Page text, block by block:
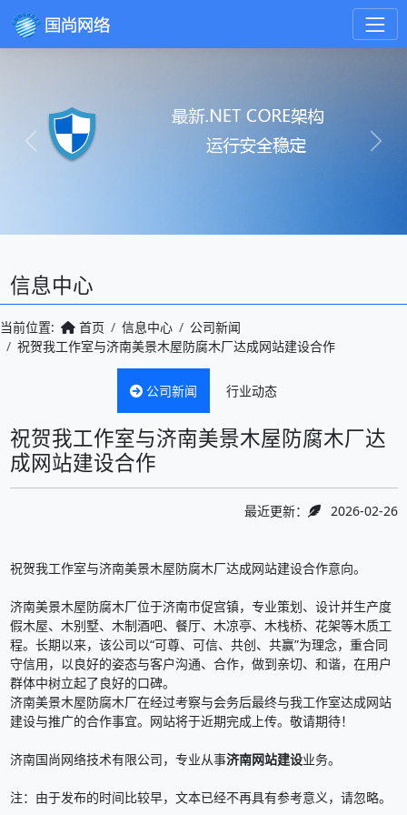
Previous Next
信息中心
当前位置: 首页 信息中心
公司新闻
祝贺我工作室与济南美景木屋防腐木厂达成网站建设合作
公司新闻 行业动态
祝贺我工作室与济南美景木屋防腐木厂达
成网站建设合作
最近更新： 2026-02-26
祝贺我工作室与济南美景木屋防腐木厂达成网站建设合作意向。
济南美景木屋防腐木厂位于济南市促宫镇，专业策划、设计并生产度
假木屋、木别墅、木制酒吧、餐厅、木凉亭、木栈桥、花架等木质工
程。长期以来，该公司以“可尊、可信、共创、共赢”为理念，重合同
守信用，以良好的姿态与客户沟通、合作，做到亲切、和谐，在用户
群体中树立起了良好的口碑。
济南美景木屋防腐木厂在经过考察与会务后最终与我工作室达成网站
建设与推广的合作事宜。网站将于近期完成上传。敬请期待！
济南国尚网络技术有限公司，专业从事济南网站建设业务。
注：由于发布的时间比较早，文本已经不再具有参考意义，请忽略。